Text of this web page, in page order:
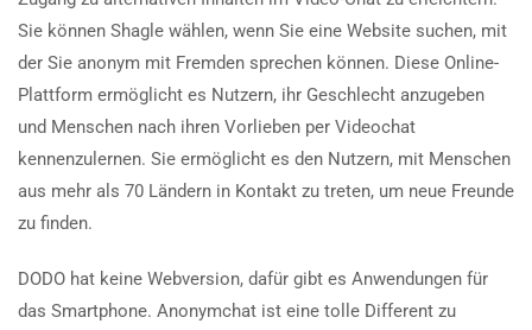
Sie können Shagle wählen, wenn Sie eine Website suchen, mit
der Sie anonym mit Fremden sprechen können. Diese Online-
Plattform ermöglicht es Nutzern, ihr Geschlecht anzugeben
und Menschen nach ihren Vorlieben per Videochat
kennenzulernen. Sie ermöglicht es den Nutzern, mit Menschen
aus mehr als 70 Ländern in Kontakt zu treten, um neue Freunde
zu finden.
DODO hat keine Webversion, dafür gibt es Anwendungen für
das Smartphone. Anonymchat ist eine tolle Different zu